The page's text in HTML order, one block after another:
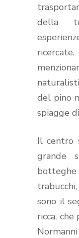
della
del pino
spiagge
Il centro
grande
sono il
ricca,